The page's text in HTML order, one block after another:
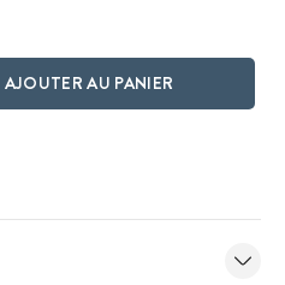
AJOUTER AU PANIER